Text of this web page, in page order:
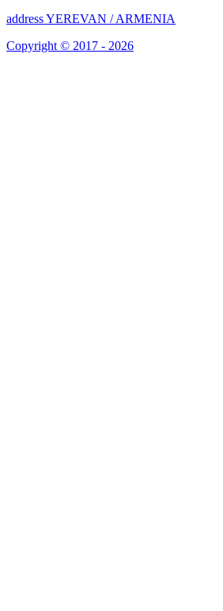
address YEREVAN / ARMENIA
Copyright © 2017 - 2026